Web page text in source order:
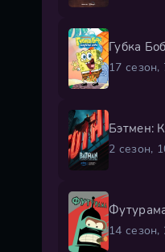
Губка
17 сезон,
Бэтмен:
2 сезон,
14 сезон,